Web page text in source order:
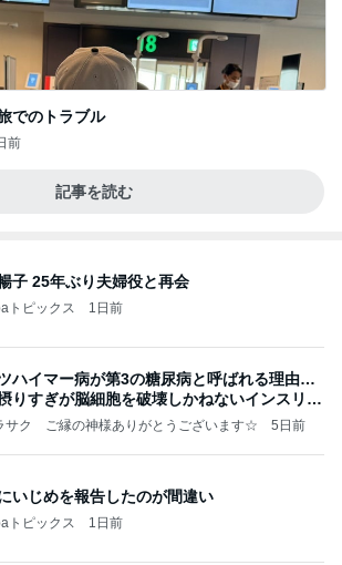
でのトラブル
前
記事を読む
子 25年ぶり夫婦役と再会
トピックス 1日前
ハイマー病が第3の糖尿病と呼ばれる理由…
りすぎが脳細胞を破壊しかねないインスリン
サク ご縁の神様ありがとうございます☆ 5日前
いじめを報告したのが間違い
トピックス 1日前